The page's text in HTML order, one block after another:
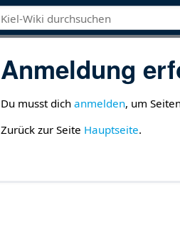
Anmeldung
Du musst dichanmelden, um
Zurück zur Seite Hauptseite.